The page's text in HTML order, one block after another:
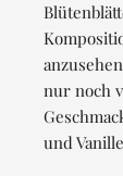
nur noch
und